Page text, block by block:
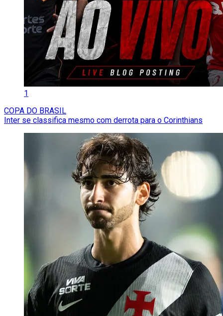
1
COPA DO BRASIL
Inter se classifica mesmo com derrota para o Corinthians